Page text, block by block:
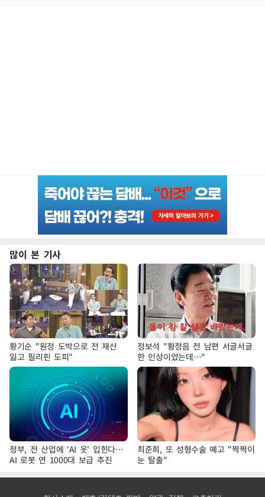
많이 본 기사
황기순 "원정 도박으로 전 재산
잃고 필리핀 도피"
정보석 "황정음 전 남편 서글서글
한 인상이었는데…"
정부, 전 산업에 'AI 옷' 입힌다…
AI 로봇 연 1000대 보급 추진
최준희, 또 성형수술 예고 "짝짝이
눈 탈출"